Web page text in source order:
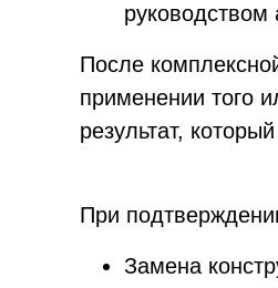
руководством
После
применении того
результат,
При
Замена